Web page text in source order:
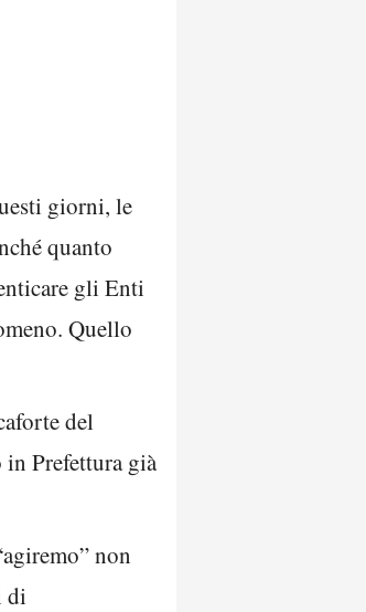
giorni, le
quanto
gli Enti
Quello
del
Prefettura già
non
di